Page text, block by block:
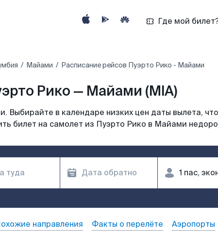
Где мой
Майами Расписание рейсов Пуэрто Рико - Майами
Рико — Майами (MIA)
Выбирайте в календаре низких цен даты вылета,
билет на самолет из Пуэрто Рико в Майами
направления Факты о перелёте Аэропорты